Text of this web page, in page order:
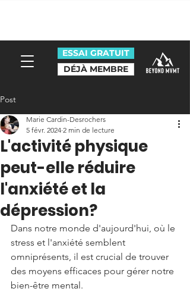
ESSAI GRATUIT
DÉJÀ MEMBRE
Post
L'activité physique
peut-elle réduire
l'anxiété et la
dépression?
Marie Cardin-Desrochers
5 févr. 2024 2 min de lecture
Dans notre monde d'aujourd'hui, où le
stress et l'anxiété semblent
omniprésents, il est crucial de trouver
des moyens efficaces pour gérer notre
bien-être mental.